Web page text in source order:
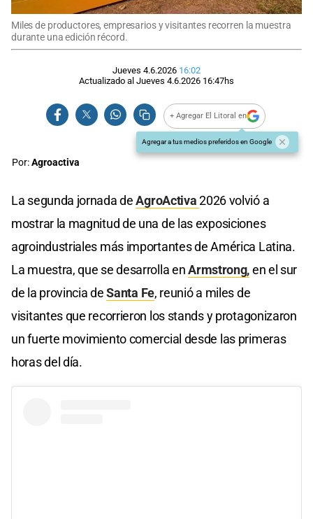
Miles de productores, empresarios y visitantes recorren la muestra
durante una edición récord.
Jueves 4.6.2026 16:02
Actualizado al Jueves 4.6.2026 16:47hs
+ Agregar El Litoral en
Agregar a tus medios preferidos en Google
Por:Agroactiva
La segunda jornada deAgroActiva2026 volvió a
mostrar la magnitud de una de las exposiciones
agroindustriales más importantes de América Latina.
La muestra, que se desarrolla enArmstrong,en el sur
de la provincia deSanta Fe, reunió a miles de
visitantes que recorrieron los stands y protagonizaron
un fuerte movimiento comercial desde las primeras
horas del día.